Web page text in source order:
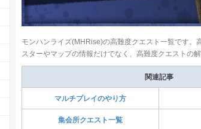
モンハンライズ(MHRise)の高難度クエスト一覧です。
スターやマップの情報だけでなく、高難度クエストの
関連記事
マルチプレイのやり方
集会所クエスト一覧